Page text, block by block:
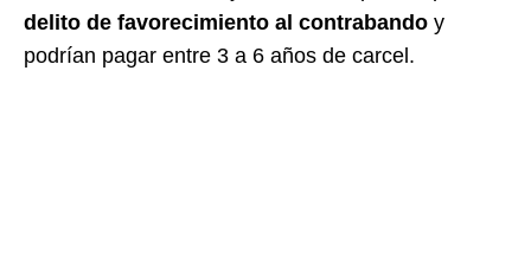
delito de favorecimiento al contrabando y
podrían pagar entre 3 a 6 años de carcel.